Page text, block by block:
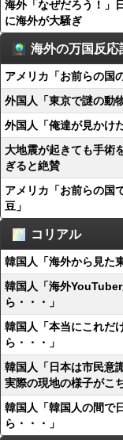
海外「なぜだろう！」
に海外が大騒ぎ
海外の万国反応
アメリカ「お前らの国
外国人「東京で謎の動
外国人「俺達が見かけ
大地震が起きても手術
ぎると絶賛
アメリカ「お前らの国
豆」
コリアル
韓国人「海外から見た
韓国人「海外
ら・・・」
韓国人「本当にこれだ
ら・・・」
韓国人「日本は市民意
実際の現地の様子がこ
韓国人「韓国人の間で
ら・・・」